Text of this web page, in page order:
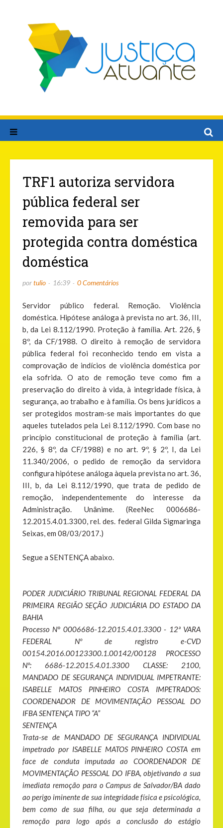
TRF1 autoriza servidora
pública federal ser
removida para ser
protegida contra doméstica
doméstica
portulio 16:39 0 Comentários
Servidor público federal. Remoção. Violência
doméstica. Hipótese análoga à prevista no art. 36, III,
b, da Lei 8.112/1990. Proteção à família. Art. 226, §
8º, da CF/1988. O direito à remoção de servidora
pública federal foi reconhecido tendo em vista a
comprovação de indícios de violência doméstica por
ela sofrida. O ato de remoção teve como fim a
preservação do direito à vida, à integridade física, à
segurança, ao trabalho e à família. Os bens jurídicos a
ser protegidos mostram-se mais importantes do que
aqueles tutelados pela Lei 8.112/1990. Com base no
princípio constitucional de proteção à família (art.
226, § 8º, da CF/1988) e no art. 9º, § 2º, I, da Lei
11.340/2006, o pedido de remoção da servidora
configura hipótese análoga àquela prevista no art. 36,
III, b, da Lei 8.112/1990, que trata de pedido de
remoção, independentemente do interesse da
Administração. Unânime. (ReeNec 0006686-
12.2015.4.01.3300, rel. des. federal Gilda Sigmaringa
Seixas, em 08/03/2017.)
Segue a SENTENÇA abaixo.
PODER JUDICIÁRIO TRIBUNAL REGIONAL FEDERAL DA
PRIMEIRA REGIÃO SEÇÃO JUDICIÁRIA DO ESTADO DA
BAHIA
Processo N° 0006686-12.2015.4.01.3300 - 12ª VARA
FEDERAL Nº de registro e-CVD
00154.2016.00123300.1.00142/00128 PROCESSO
Nº: 6686-12.2015.4.01.3300 CLASSE: 2100,
MANDADO DE SEGURANÇA INDIVIDUAL IMPETRANTE:
ISABELLE MATOS PINHEIRO COSTA IMPETRADOS:
COORDENADOR DE MOVIMENTAÇÃO PESSOAL DO
IFBA SENTENÇA TIPO “A”
SENTENÇA
Trata-se de MANDADO DE SEGURANÇA INDIVIDUAL
impetrado por ISABELLE MATOS PINHEIRO COSTA em
face de conduta imputada ao COORDENADOR DE
MOVIMENTAÇÃO PESSOAL DO IFBA, objetivando a sua
imediata remoção para o Campus de Salvador/BA dado
ao perigo iminente de sua integridade física e psicológica,
bem como de sua filha, ou que seja determinada a
remoção para logo após a conclusão do estágio